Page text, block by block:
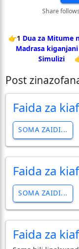
Share
👉1 Dua za Mitume
Madrasa kiganjani
Simulizi
Post
Faida za
SOMA ZAIDI...
Faida za
SOMA ZAIDI...
Faida za